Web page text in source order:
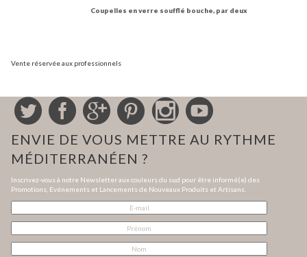
Coupelles en verre soufflé bouche, par deux
Vente réservée aux professionnels
ENVIE DE VOUS METTRE AU RYTHME
MÉDITERRANÉEN ?
Inscrivez-vous à notre Newsletter aux couleurs du sud pour être informé(e) des
Promotions, Evénements et Lancements de Nouveaux Produits et Artisans.